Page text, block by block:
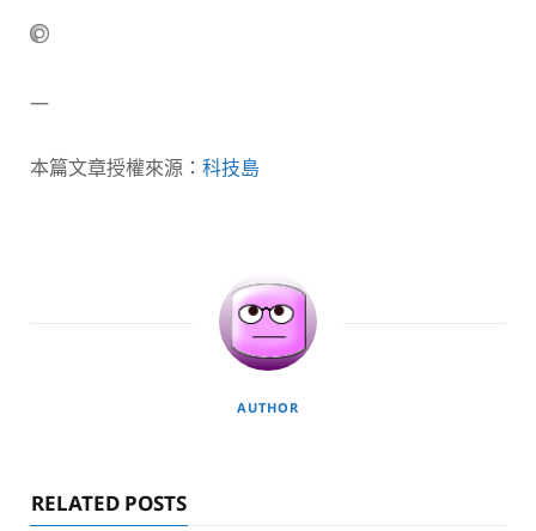
—
本篇文章授權來源： 科技島
AUTHOR
RELATED POSTS